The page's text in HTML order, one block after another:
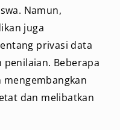
Namun,
juga
privasi data
Beberapa
dan melibatkan